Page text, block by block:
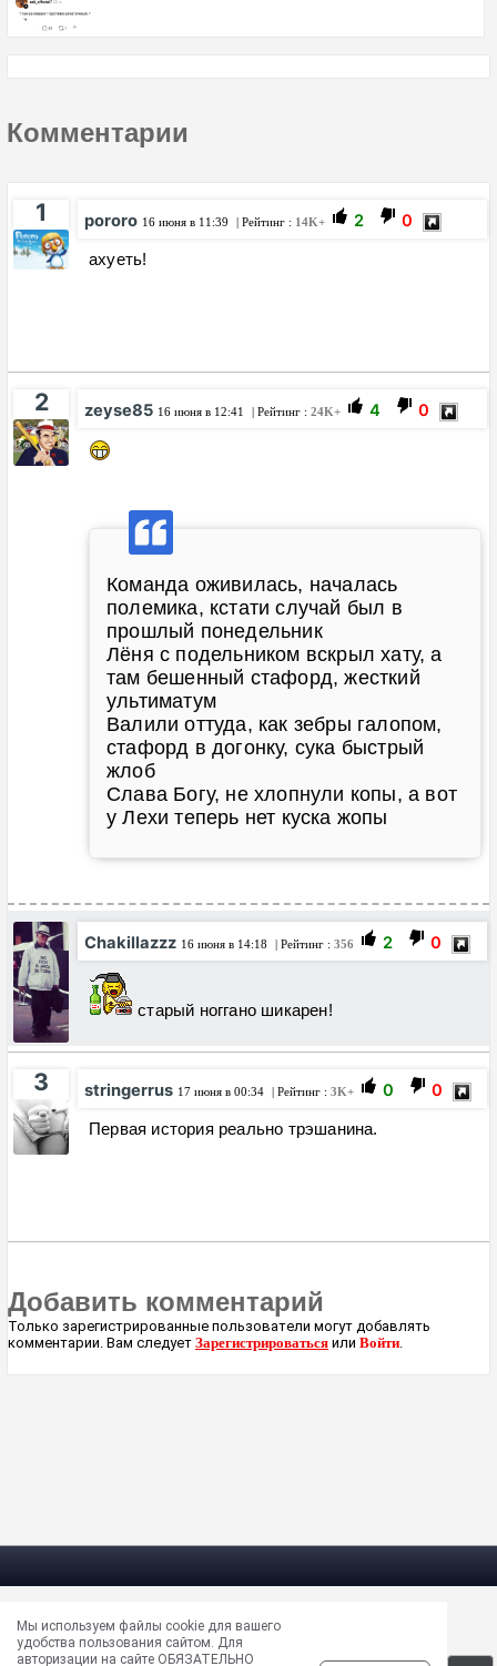
Комментарии
1 pororo 16 июня в 11:39 | Рейтинг : 14K+ 2 0
ахуеть!
2 zeyse85 16 июня в 12:41 | Рейтинг : 24K+ 4 0
Команда оживилась, началась
полемика, кстати случай был в
прошлый понедельник
Лёня с подельником вскрыл хату, а
там бешенный стафорд, жесткий
ультиматум
Валили оттуда, как зебры галопом,
стафорд в догонку, сука быстрый
жлоб
Слава Богу, не хлопнули копы, а вот
у Лехи теперь нет куска жопы
Chakillazzz 16 июня в 14:18 | Рейтинг : 356 2 0
старый ноггано шикарен!
3 stringerrus 17 июня в 00:34 | Рейтинг : 3K+ 0 0
Первая история реально трэшанина.
Добавить комментарий
Только зарегистрированные пользователи могут добавлять
комментарии. Вам следует Зарегистрироваться или Войти.
Электрическая почта —masun@unews.pro
Сообщить об ошибке —support@unews.pro
Мы используем файлы cookie для вашего
удобства пользования сайтом. Для
авторизации на сайте ОБЯЗАТЕЛЬНО